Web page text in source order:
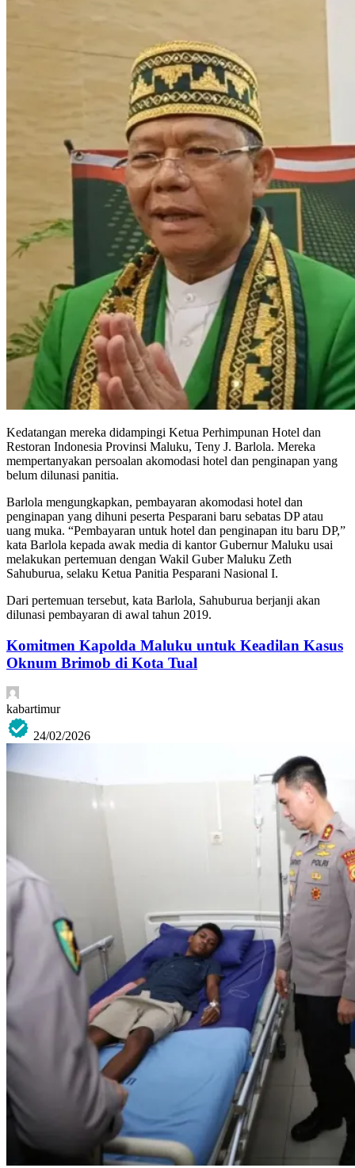
Kedatangan mereka didampingi Ketua Perhimpunan Hotel dan
Restoran Indonesia Provinsi Maluku, Teny J. Barlola. Mereka
mempertanyakan persoalan akomodasi hotel dan penginapan yang
belum dilunasi panitia.
Barlola mengungkapkan, pembayaran akomodasi hotel dan
penginapan yang dihuni peserta Pesparani baru sebatas DP atau
uang muka. “Pembayaran untuk hotel dan penginapan itu baru DP,”
kata Barlola kepada awak media di kantor Gubernur Maluku usai
melakukan pertemuan dengan Wakil Guber Maluku Zeth
Sahuburua, selaku Ketua Panitia Pesparani Nasional I.
Dari pertemuan tersebut, kata Barlola, Sahuburua berjanji akan
dilunasi pembayaran di awal tahun 2019.
Komitmen Kapolda Maluku untuk Keadilan Kasus
Oknum Brimob di Kota Tual
kabartimur
24/02/2026